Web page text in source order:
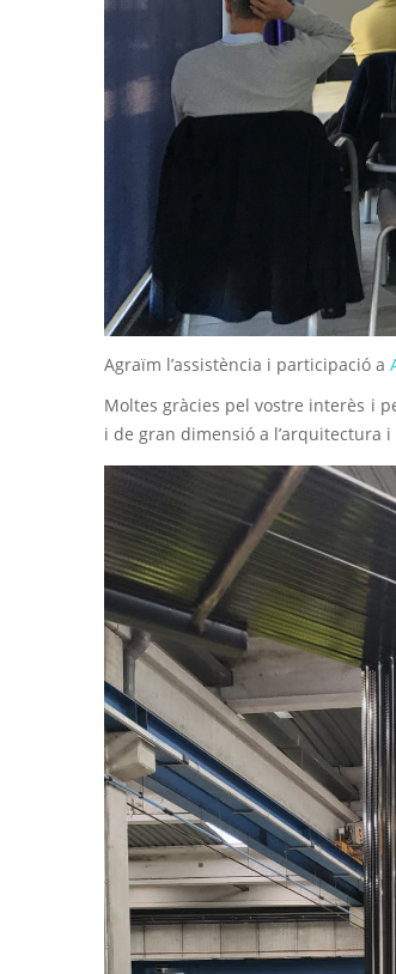
Agraïm l’assistència i participació a
Moltes gràcies pel vostre interès i
i de gran dimensió a l’arquitectura